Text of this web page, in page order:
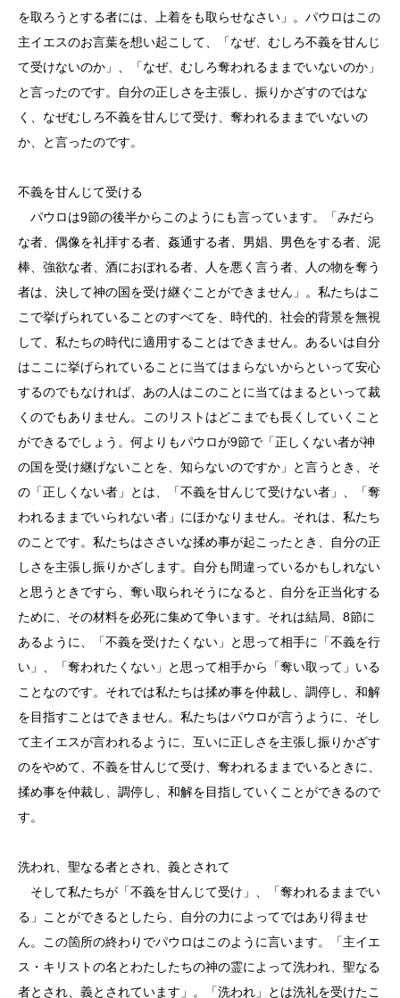
を取ろうとする者には、上着をも取らせなさい」。パウロはこの
主イエスのお言葉を想い起こして、「なぜ、むしろ不義を甘んじ
て受けないのか」、「なぜ、むしろ奪われるままでいないのか」
と言ったのです。自分の正しさを主張し、振りかざすのではな
く、なぜむしろ不義を甘んじて受け、奪われるままでいないの
か、と言ったのです。
不義を甘んじて受ける
パウロは9節の後半からこのようにも言っています。「みだら
な者、偶像を礼拝する者、姦通する者、男娼、男色をする者、泥
棒、強欲な者、酒におぼれる者、人を悪く言う者、人の物を奪う
者は、決して神の国を受け継ぐことができません」。私たちはこ
こで挙げられていることのすべてを、時代的、社会的背景を無視
して、私たちの時代に適用することはできません。あるいは自分
はここに挙げられていることに当てはまらないからといって安心
するのでもなければ、あの人はこのことに当てはまるといって裁
くのでもありません。このリストはどこまでも長くしていくこと
ができるでしょう。何よりもパウロが9節で「正しくない者が神
の国を受け継げないことを、知らないのですか」と言うとき、そ
の「正しくない者」とは、「不義を甘んじて受けない者」、「奪
われるままでいられない者」にほかなりません。それは、私たち
のことです。私たちはささいな揉め事が起こったとき、自分の正
しさを主張し振りかざします。自分も間違っているかもしれない
と思うときですら、奪い取られそうになると、自分を正当化する
ために、その材料を必死に集めて争います。それは結局、8節に
あるように、「不義を受けたくない」と思って相手に「不義を行
い」、「奪われたくない」と思って相手から「奪い取って」いる
ことなのです。それでは私たちは揉め事を仲裁し、調停し、和解
を目指すことはできません。私たちはパウロが言うように、そし
て主イエスが言われるように、互いに正しさを主張し振りかざす
のをやめて、不義を甘んじて受け、奪われるままでいるときに、
揉め事を仲裁し、調停し、和解を目指していくことができるので
す。
洗われ、聖なる者とされ、義とされて
そして私たちが「不義を甘んじて受け」、「奪われるままでい
る」ことができるとしたら、自分の力によってではあり得ませ
ん。この箇所の終わりでパウロはこのように言います。「主イエ
ス・キリストの名とわたしたちの神の霊によって洗われ、聖なる
者とされ、義とされています」。「洗われ」とは洗礼を受けたこ